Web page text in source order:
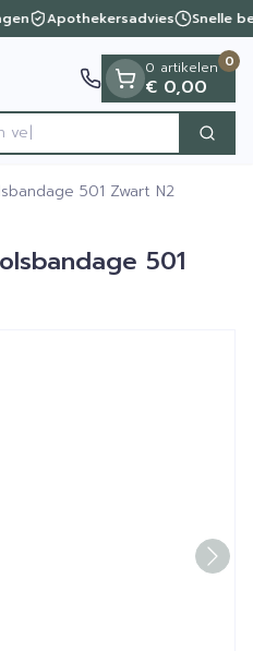
Apothekersadvies Snelle
Zoek
0 artikelen
€ 0,00
0
501 Zwart N2
501